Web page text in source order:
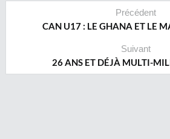
Précédent
CAN U17 : LE GHANA ET LE
Suivant
26 ANS ET DÉJÀ MULTI-